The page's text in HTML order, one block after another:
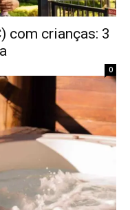
com crianças: 3
0